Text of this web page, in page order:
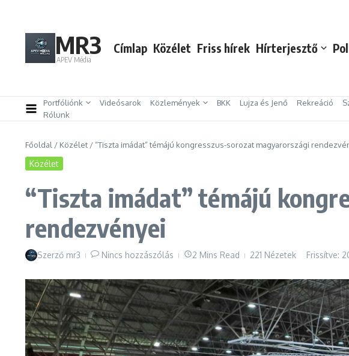
MR3
APEV Média
Címlap Közélet Friss hírek Hírterjesztő
Portfóliónk Videósarok Közlemények BKK Lujza és Jenő Rekreáció
Rólunk
Főoldal / Közélet / “Tiszta imádat” témájú kongresszus-sorozat magyarországi
Közélet
“Tiszta imádat” témájú
rendezvényei
Szerző mr3 Nincs hozzászólás 2 Mins Read 221 Nézetek Frissítve: